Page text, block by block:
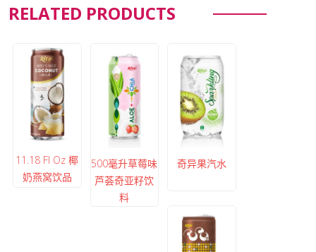
RELATED PRODUCTS
11.18 Fl Oz 椰
奶燕窝饮品
500毫升草莓味
芦荟奇亚籽饮
料
奇异果汽水